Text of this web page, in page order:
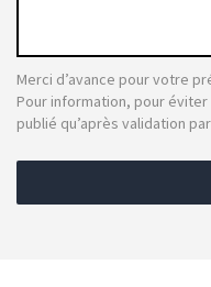
Merci d’avance pour votre
Pour information, pour
publié qu’après validation